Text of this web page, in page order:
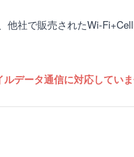
他社で販売されたWi-
データ通信に対応していま